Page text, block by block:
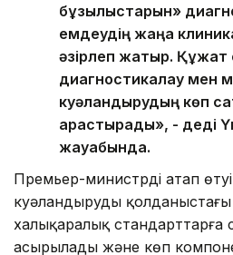
бұзылыстарын»
емдеудің жаңа
әзірлеп жатыр. Құжат
диагностикалау мен
куәландырудың көп
қарастырады», - деді
жауабында.
Премьер-министрдің атап
куәландырудың
халықаралық стандарттарға
асырылады және көп